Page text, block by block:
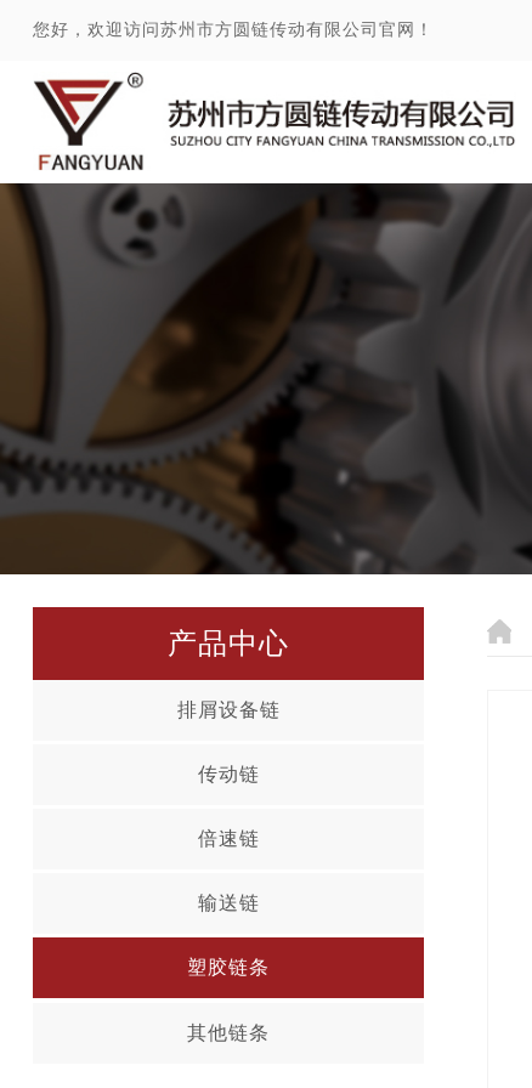
您好，欢迎访问苏州市方圆链传动有限公司官网！
产品中心
排屑设备链
传动链
倍速链
输送链
塑胶链条
其他链条